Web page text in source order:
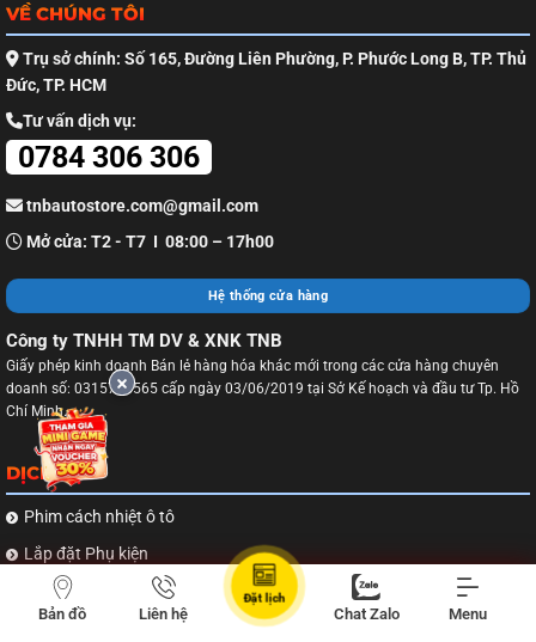
VỀ CHÚNG TÔI
Trụ sở chính: Số 165, Đường Liên Phường, P. Phước Long B, TP. Thủ
Đức, TP. HCM
Tư vấn dịch vụ:
0784 306 306
tnbautostore.com@gmail.com
Mở cửa: T2 - T7 I 08:00 – 17h00
Hệ thống cửa hàng
Công ty TNHH TM DV & XNK TNB
Giấy phép kinh doanh Bán lẻ hàng hóa khác mới trong các cửa hàng chuyên
doanh số: 0315713565 cấp ngày 03/06/2019 tại Sở Kế hoạch và đầu tư Tp. Hồ
Chí Minh.
DỊCH VỤ
Phim cách nhiệt ô tô
Lắp đặt Phụ kiện
Wrap đổi màu xe
Dán PPF - Bảo vệ sơn
Bản đồ Liên hệ
Đặt lịch
Chat Zalo Menu